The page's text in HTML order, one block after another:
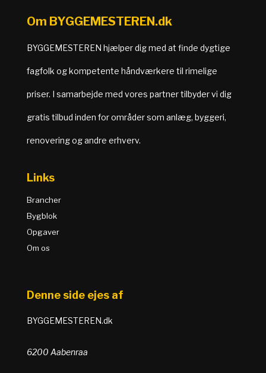
Om BYGGEMESTEREN.dk
BYGGEMESTEREN hjælper dig med at finde dygtige
fagfolk og kompetente håndværkere til rimelige
priser. I samarbejde med vores partner tilbyder vi dig
gratis tilbud inden for områder som anlæg, byggeri,
renovering og andre erhverv.
Links
Brancher
Bygblok
Opgaver
Om os
Denne side ejes af
BYGGEMESTEREN.dk
6200 Aabenraa